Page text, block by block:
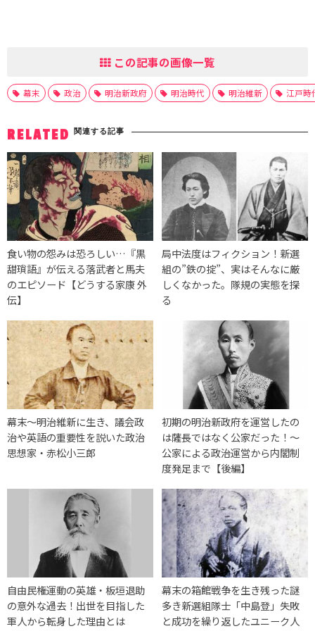
この記事の画像一覧
幕末 政治 明治新政府 明治時代 明治維新 江戸時
RELATED 関連する記事
食い物の怨みは恐ろしい…『黒
甜瑣語』が伝える落武者と馬夫
のエピソード【どうする家康 外
伝】
局中法度はフィクション！新選
組の”鉄の掟”、実はそんなに厳
しくなかった。隊規の実態を探
る
幕末〜明治維新に生き、議会政
治や英語の重要性を説いた政治
思想家・赤松小三郎
初期の明治新政府を運営したの
は薩長ではなく公家だった！～
公家による政治運営から内閣制
度発足まで【後編】
自由民権運動の英雄・板垣退助
の意外な過去！出世を目指した
軍人から転身した理由とは
幕末の箱館戦争を生き残った謎
多き新選組隊士「中島登」失敗
と成功を繰り返したユニーク人